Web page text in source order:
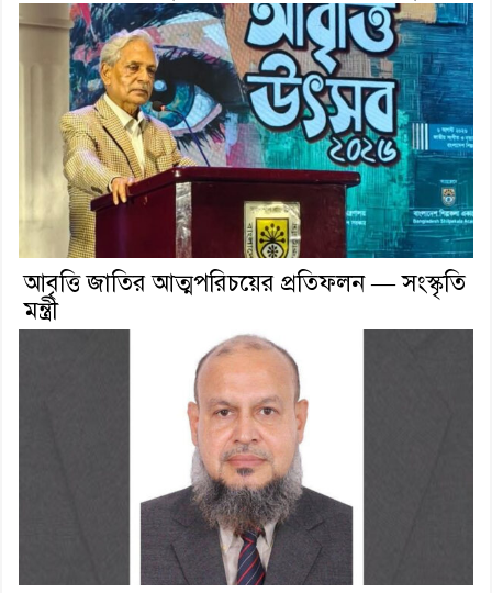
আবৃত্তি জাতির আত্মপরিচয়ের প্রতিফলন — সংস্কৃতি
মন্ত্রী